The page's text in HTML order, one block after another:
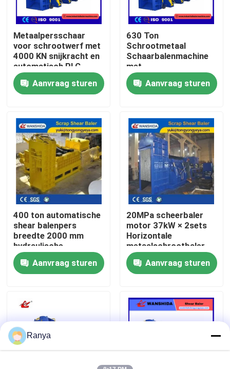
Huis
Over ons
fabriekstour
Kwaliteitscontrole
Neem contact met ons op
Nieuws
Gevallen
Vraag een offerte
Industriële Persmachine
Metaalpersschaar
voor schrootwerf met
4000 KN snijkracht en
automatisch PLC-
besturingssysteem
Aanvraag sturen
630 Ton
Schrootmetaal
Schaarbalenmachine
met
5000×1750×950mm
Perskamer voor
Schrootrecycling en
Voorbereiding
Aanvraag sturen
400 ton automatische
shear balenpers
breedte 2000 mm
hydraulische
balenpers
Aanvraag sturen
20MPa scheerbaler
motor 37kW × 2sets
Horizontale
metaalschrootbaler
voor recycling van
zwaar schroot
Aanvraag sturen
Ranya